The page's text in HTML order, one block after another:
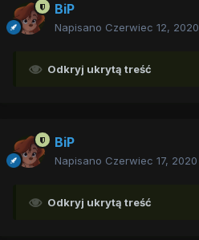
BiP
Napisano Czerwiec 12, 2020
Odkryj ukrytą treść
BiP
Napisano Czerwiec 17, 2020
Odkryj ukrytą treść